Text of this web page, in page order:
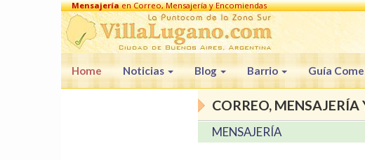
Mensajeríaen Correo, Mensajería y Encomiendas
Home Noticias Blog Barrio Guía
CORREO,
MENSAJERÍA